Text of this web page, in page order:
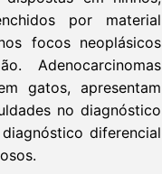
por material
focos neoplásicos
Adenocarcinomas
gatos, apresentam
no diagnóstico
diferencial